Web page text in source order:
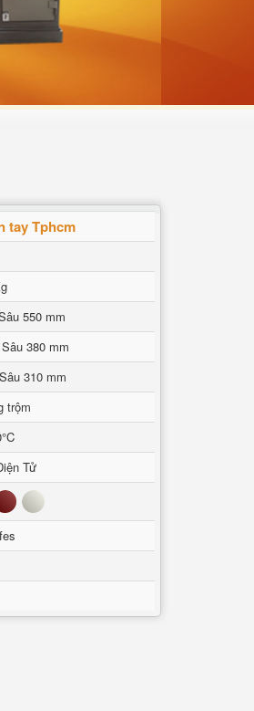
tay Tphcm
550 mm
380 mm
310 mm
trộm
Tử
Trắng